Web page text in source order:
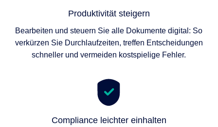
Produktivität steigern
Bearbeiten und steuern Sie alle Dokumente digital: So
verkürzen Sie Durchlaufzeiten, treffen Entscheidungen
schneller und vermeiden kostspielige Fehler.
Compliance leichter einhalten